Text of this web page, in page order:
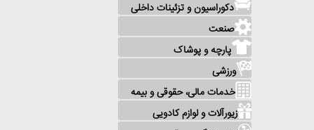
دکوراسیون و تزئینات داخلی
صنعت
پارچه و پوشاک
ورزشی
خدمات مالی، حقوقی و بیمه
زیورآلات و لوازم کادویی